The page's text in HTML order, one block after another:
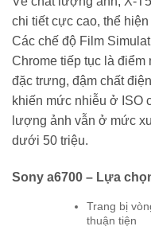
chi tiết cực cao, thể
Các chế độ Film
Chrome tiếp tục là điểm
đặc trưng, đậm chất
khiến mức nhiễu ở ISO
lượng ảnh vẫn ở mức
dưới 50 triệu.
Sony a6700 – Lựa
Trang bị
thuận tiện